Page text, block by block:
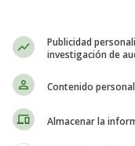
de la
Publicidad
investigación de
Contenido
Almacenar la